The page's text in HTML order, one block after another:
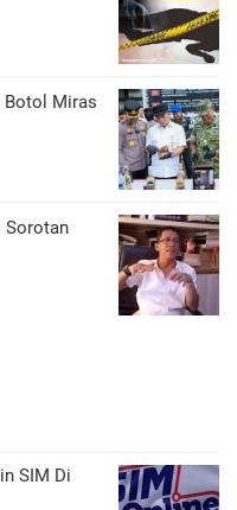
Botol Miras
Sorotan
SIM Di